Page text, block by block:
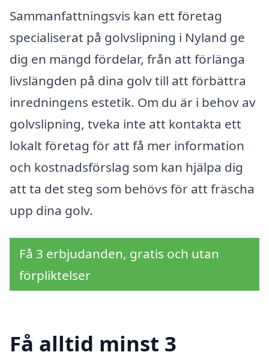
Sammanfattningsvis kan ett företag
specialiserat på golvslipning i Nyland ge
dig en mängd fördelar, från att förlänga
livslängden på dina golv till att förbättra
inredningens estetik. Om du är i behov av
golvslipning, tveka inte att kontakta ett
lokalt företag för att få mer information
och kostnadsförslag som kan hjälpa dig
att ta det steg som behövs för att fräscha
upp dina golv.
Få 3 erbjudanden, gratis och utan
förpliktelser
Få alltid minst 3